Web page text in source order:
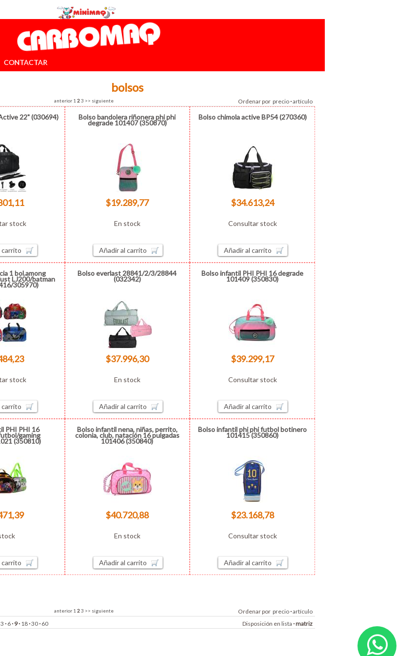
CONTACTAR
bolsos
anterior 1 2 3 >> siguiente Ordenar por precio·artículo
22" (030694)
stock
carrito
Bolso bandolera riñonera phi phi
degrade 101407 (350870)
$19.289,77
En stock
Añadir al carrito
Bolso chimola active BP54 (270360)
$34.613,24
Consultar stock
Añadir al carrito
1 bol.among
LJ200/batman
305970)
stock
carrito
Bolso everlast 28841/2/3/28844
(032342)
$37.996,30
En stock
Añadir al carrito
Bolso infantil PHI PHI 16 degrade
101409 (350830)
$39.299,17
Consultar stock
Añadir al carrito
PHI PHI 16
gaming
(350810)
carrito
Bolso infantil nena, niñas, perrito,
colonia, club, natación 16 pulgadas
101406 (350840)
$40.720,88
En stock
Añadir al carrito
Bolso infantil phi phi futbol botinero
101415 (350860)
$23.168,78
Consultar stock
Añadir al carrito
anterior 1 2 3 >> siguiente Ordenar por precio·artículo
3 · 6· 9· 18·30· 60 Disposición en lista ·matriz